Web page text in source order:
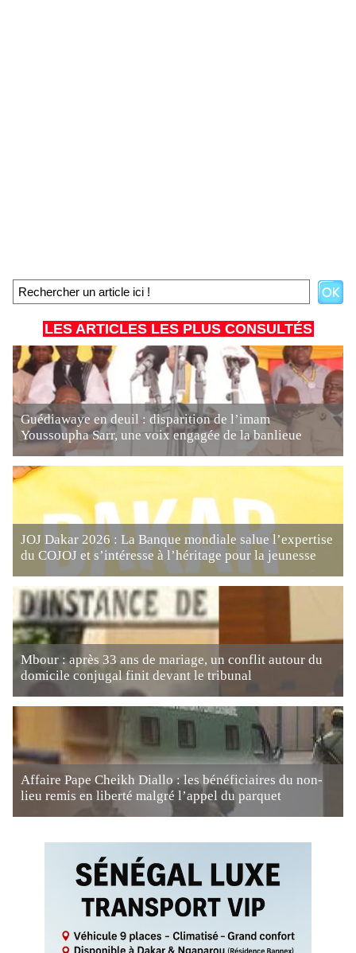
LES ARTICLES LES PLUS CONSULTÉS
Guédiawaye en deuil : disparition de l’imam
Youssoupha Sarr, une voix engagée de la banlieue
JOJ Dakar 2026 : La Banque mondiale salue l’expertise
du COJOJ et s’intéresse à l’héritage pour la jeunesse
Mbour : après 33 ans de mariage, un conflit autour du
domicile conjugal finit devant le tribunal
Affaire Pape Cheikh Diallo : les bénéficiaires du non-
lieu remis en liberté malgré l’appel du parquet